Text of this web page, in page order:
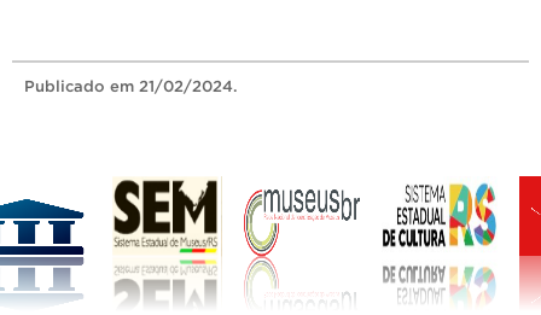
Publicado em 21/02/2024.